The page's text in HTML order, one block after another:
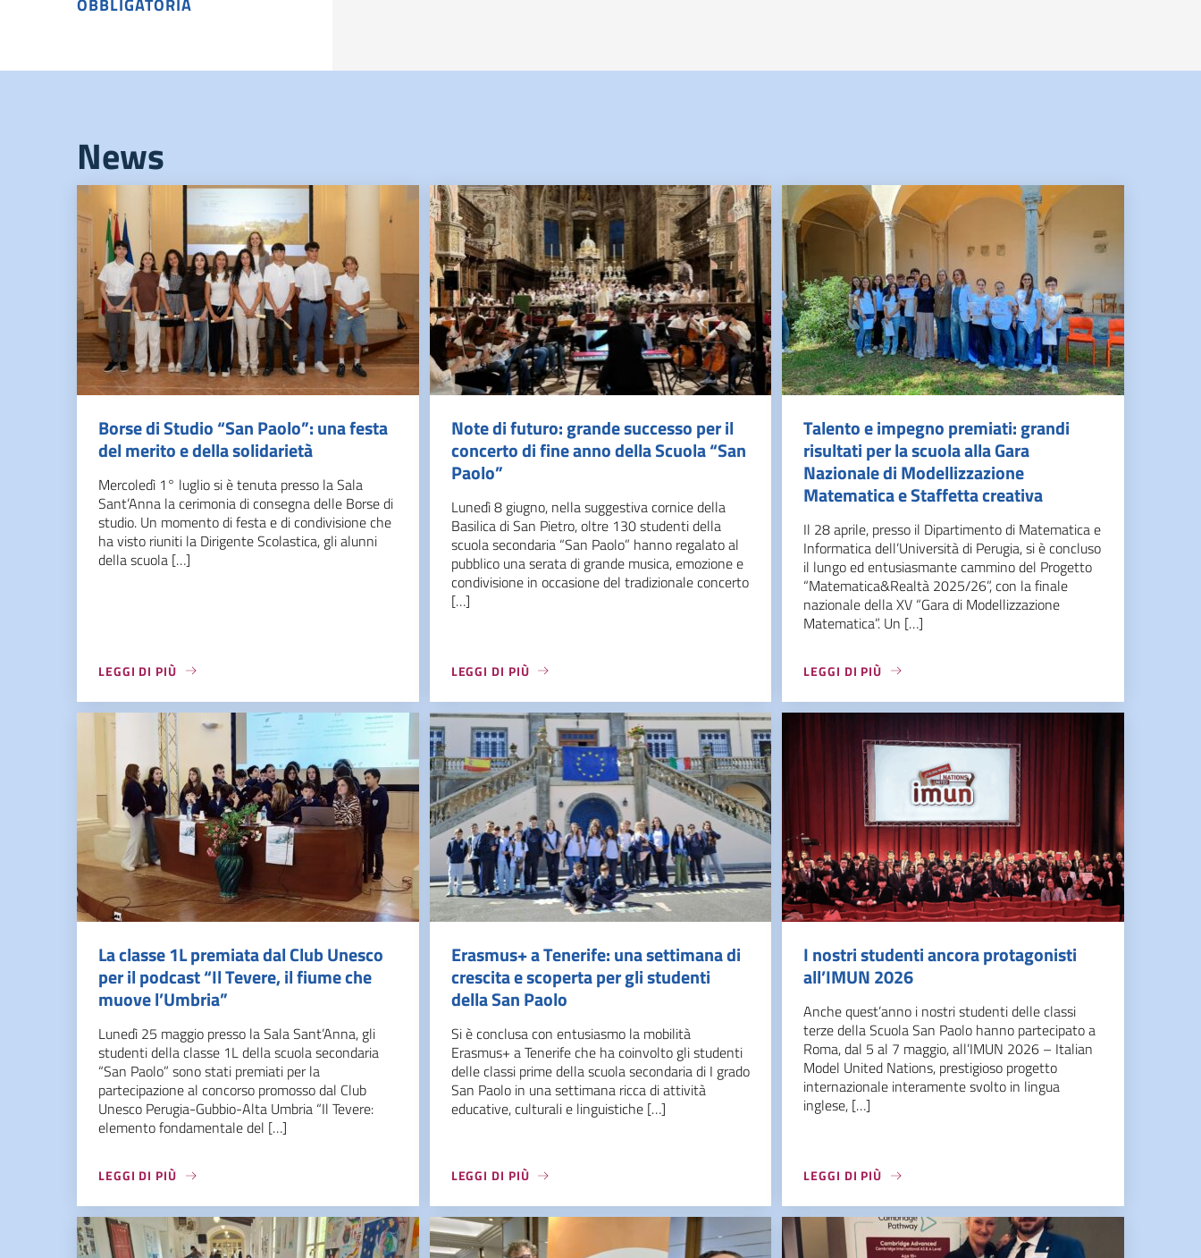
OBBLIGATORIA
News
Borse di Studio “San Paolo”: una festa
del merito e della solidarietà
Mercoledì 1° luglio si è tenuta presso la Sala
Sant’Anna la cerimonia di consegna delle Borse di
studio. Un momento di festa e di condivisione che
ha visto riuniti la Dirigente Scolastica, gli alunni
della scuola […]
LEGGI DI PIÙ
Note di futuro: grande successo per il
concerto di fine anno della Scuola “San
Paolo”
Lunedì 8 giugno, nella suggestiva cornice della
Basilica di San Pietro, oltre 130 studenti della
scuola secondaria “San Paolo” hanno regalato al
pubblico una serata di grande musica, emozione e
condivisione in occasione del tradizionale concerto
[…]
LEGGI DI PIÙ
Talento e impegno premiati: grandi
risultati per la scuola alla Gara
Nazionale di Modellizzazione
Matematica e Staffetta creativa
Il 28 aprile, presso il Dipartimento di Matematica e
Informatica dell’Università di Perugia, si è concluso
il lungo ed entusiasmante cammino del Progetto
“Matematica&Realtà 2025/26”, con la finale
nazionale della XV “Gara di Modellizzazione
Matematica”. Un […]
LEGGI DI PIÙ
La classe 1L premiata dal Club Unesco
per il podcast “Il Tevere, il fiume che
muove l’Umbria”
Lunedì 25 maggio presso la Sala Sant’Anna, gli
studenti della classe 1L della scuola secondaria
“San Paolo” sono stati premiati per la
partecipazione al concorso promosso dal Club
Unesco Perugia-Gubbio-Alta Umbria “Il Tevere:
elemento fondamentale del […]
LEGGI DI PIÙ
Erasmus+ a Tenerife: una settimana di
crescita e scoperta per gli studenti
della San Paolo
Si è conclusa con entusiasmo la mobilità
Erasmus+ a Tenerife che ha coinvolto gli studenti
delle classi prime della scuola secondaria di I grado
San Paolo in una settimana ricca di attività
educative, culturali e linguistiche […]
LEGGI DI PIÙ
I nostri studenti ancora protagonisti
all’IMUN 2026
Anche quest’anno i nostri studenti delle classi
terze della Scuola San Paolo hanno partecipato a
Roma, dal 5 al 7 maggio, all’IMUN 2026 – Italian
Model United Nations, prestigioso progetto
internazionale interamente svolto in lingua
inglese, […]
LEGGI DI PIÙ